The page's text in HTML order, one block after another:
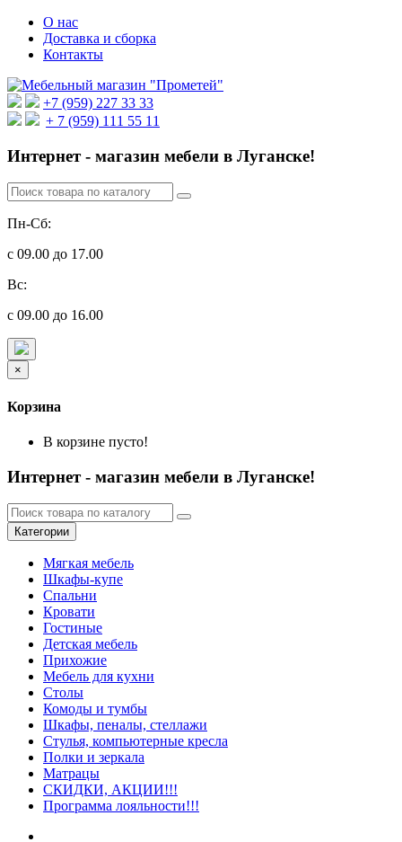
О нас
Доставка и сборка
Контакты
+7 (959) 227 33 33
+ 7 (959) 111 55 11
Интернет - магазин мебели в Луганске!
Пн-Сб:
с 09.00 до 17.00
Вс:
с 09.00 до 16.00
×
Корзина
В корзине пусто!
Интернет - магазин мебели в Луганске!
Категории
Мягкая мебель
Шкафы-купе
Спальни
Кровати
Гостиные
Детская мебель
Прихожие
Мебель для кухни
Столы
Комоды и тумбы
Шкафы, пеналы, стеллажи
Стулья, компьютерные кресла
Полки и зеркала
Матрацы
СКИДКИ, АКЦИИ!!!
Программа лояльности!!!